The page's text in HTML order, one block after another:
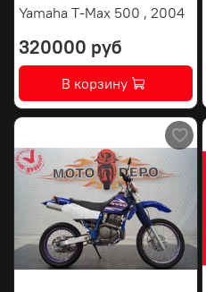
Yamaha T-Max 500 , 2004
320000 руб
В корзину